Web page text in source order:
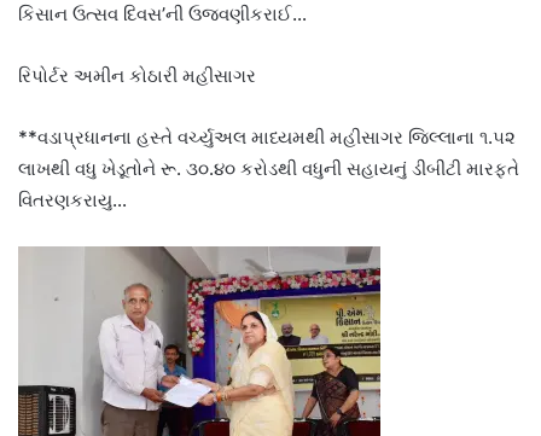
કિસાન ઉત્સવ દિવસ’ની ઉજવણીકરાઈ…
રિપોર્ટર અમીન કોઠારી મહીસાગર
**વડાપ્રધાનના હસ્તે વર્ચ્યુઅલ માધ્યમથી મહીસાગર જિલ્લાના ૧.૫૨
લાખથી વધુ ખેડૂતોને રૂ. ૩૦.૪૦ કરોડથી વધુની સહાયનું ડીબીટી મારફતે
વિતરણકરાયુ…